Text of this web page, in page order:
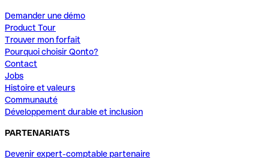
Demander une démo
Product Tour
Trouver mon forfait
Pourquoi choisir Qonto?
Contact
Jobs
Histoire et valeurs
Communauté
Développement durable et inclusion
PARTENARIATS
Devenir expert-comptable partenaire